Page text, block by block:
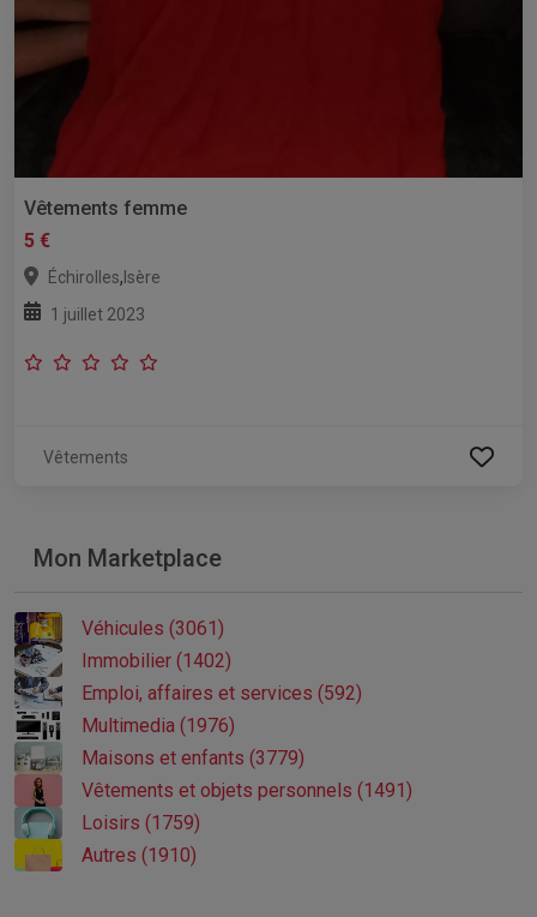
Vêtements femme
5 €
Échirolles, Isère
1 juillet 2023
Vêtements
Mon Marketplace
Véhicules (3061)
Immobilier (1402)
Emploi, affaires et services (592)
Multimedia (1976)
Maisons et enfants (3779)
Vêtements et objets personnels (1491)
Loisirs (1759)
Autres (1910)